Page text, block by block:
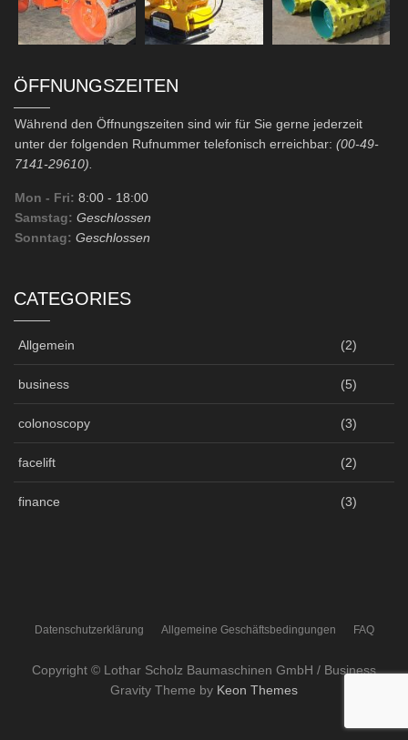
ÖFFNUNGSZEITEN
Während den Öffnungszeiten sind wir für Sie gerne jederzeit
unter der folgenden Rufnummer telefonisch erreichbar: (00-49-
7141-29610).
Mon - Fri: 8:00 - 18:00
Samstag: Geschlossen
Sonntag: Geschlossen
CATEGORIES
Allgemein (2)
business (5)
colonoscopy (3)
facelift (2)
finance (3)
Datenschutzerklärung Allgemeine Geschäftsbedingungen FAQ
Copyright © Lothar Scholz Baumaschinen GmbH / Business
Gravity Theme by Keon Themes